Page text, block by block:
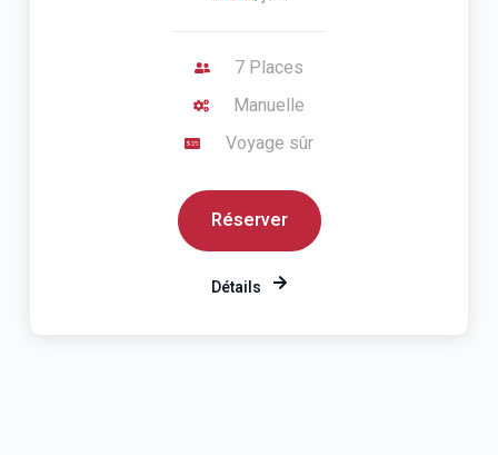
7 Places
Manuelle
Voyage sûr
Réserver
Détails